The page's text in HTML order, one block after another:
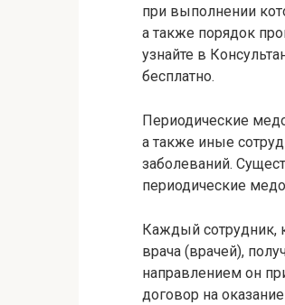
при выполнении
а также порядок
узнайте в
бесплатно.
Периодические
а также иные
заболеваний.
периодические
Каждый сотрудник,
врача (врачей),
направлением он
договор на